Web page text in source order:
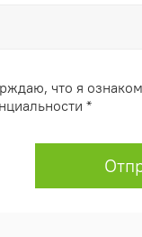
что я
*